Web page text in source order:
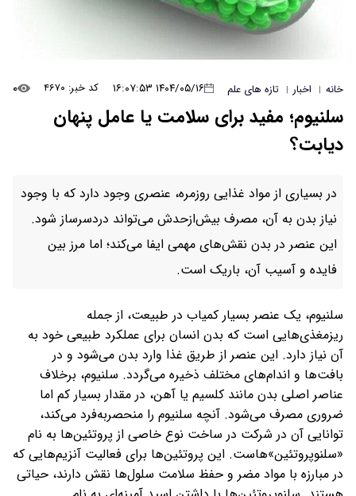
خانه | اخبار | تازه های علم ۱۴۰۴/۰۵/۱۶ ۱۶:۰۷:۵۳ کد خبر: ۴۶۷۰ ۰
سلنیوم؛ مفید برای سلامت یا عامل پنهان
دیابت؟
در بسیاری از مواد غذایی روزمره، عنصری وجود دارد که با وجود
نیاز بدن به آن، مصرف بیش‌ازحدش می‌تواند دردسرساز شود.
این عنصر در بدن نقش‌های مهمی ایفا می‌کند؛ اما مرز بین
فایده و آسیب آن، باریک است.
سلنیوم، یک عنصر بسیار کمیاب در طبیعت، از جمله
ریزمغذی‌هایی است که بدن انسان برای عملکرد طبیعی خود به
آن نیاز دارد. این عنصر از طریق غذا وارد بدن می‌شود و در
بافت‌ها و اندام‌های مختلف ذخیره می‌گردد. سلنیوم، برخلاف
عناصر اصلی بدن مانند کلسیم یا آهن، در مقدار بسیار کم اما
ضروری مصرف می‌شود. آنچه سلنیوم را منحصربه‌فرد می‌کند،
توانایی آن در شرکت در ساخت نوع خاصی از پروتئین‌ها به نام
«سلنوپروتئین»‌هاست. این پروتئین‌ها برای فعالیت آنزیم‌هایی که
در مبارزه با مواد مضر و حفظ سلامت سلول‌ها نقش دارند، حیاتی